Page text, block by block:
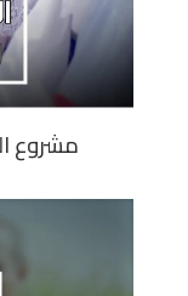
مشروع